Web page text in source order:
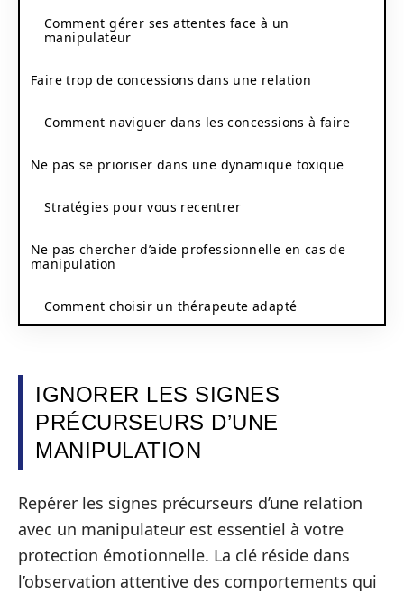
Comment gérer ses attentes face à un
manipulateur
Faire trop de concessions dans une relation
Comment naviguer dans les concessions à faire
Ne pas se prioriser dans une dynamique toxique
Stratégies pour vous recentrer
Ne pas chercher d’aide professionnelle en cas de
manipulation
Comment choisir un thérapeute adapté
IGNORER LES SIGNES
PRÉCURSEURS D’UNE
MANIPULATION
Repérer les signes précurseurs d’une relation
avec un manipulateur est essentiel à votre
protection émotionnelle. La clé réside dans
l’observation attentive des comportements qui